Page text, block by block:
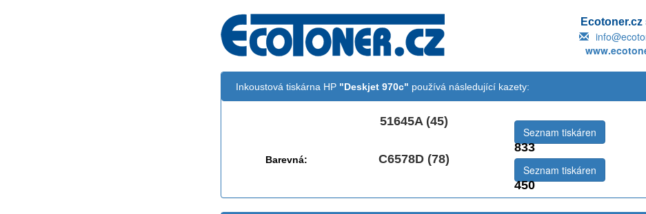
Ecotoner.cz
Inkoustová tiskárna HP "Deskjet 970c" používá následující kazety:
51645A (45)
833
Seznam tiskáren
Barevná:
C6578D (78)
450
Seznam tiskáren